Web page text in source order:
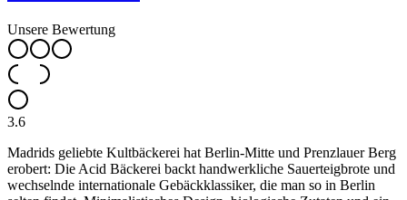
Unsere Bewertung
3.6
Madrids geliebte Kultbäckerei hat Berlin-Mitte und Prenzlauer Berg
erobert: Die Acid Bäckerei backt handwerkliche Sauerteigbrote und
wechselnde internationale Gebäckklassiker, die man so in Berlin